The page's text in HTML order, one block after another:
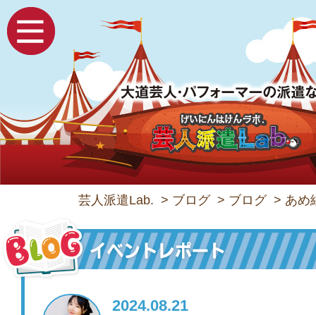
芸人派遣Lab. > ブログ > ブログ > あめ
2024.08.21